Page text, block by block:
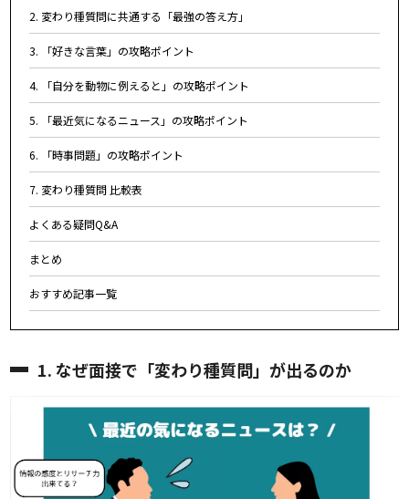
2. 変わり種質問に共通する「最強の答え方」
3. 「好きな言葉」の攻略ポイント
4. 「自分を動物に例えると」の攻略ポイント
5. 「最近気になるニュース」の攻略ポイント
6. 「時事問題」の攻略ポイント
7. 変わり種質問 比較表
よくある疑問Q&A
まとめ
おすすめ記事一覧
1. なぜ面接で「変わり種質問」が出るのか